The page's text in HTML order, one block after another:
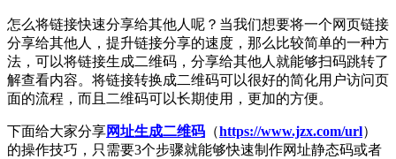
怎么将链接快速分享给其他人呢？当我们想要将一个网页链接
分享给其他人，提升链接分享的速度，那么比较简单的一种方
法，可以将链接生成二维码，分享给其他人就能够扫码跳转了
解查看内容。将链接转换成二维码可以很好的简化用户访问页
面的流程，而且二维码可以长期使用，更加的方便。
下面给大家分享网址生成二维码 （https://www.jzx.com/url）
的操作技巧，只需要3个步骤就能够快速制作网址静态码或者